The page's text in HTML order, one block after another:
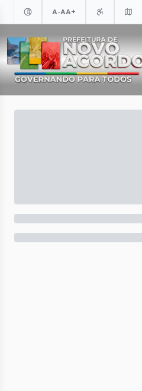
A-AA+